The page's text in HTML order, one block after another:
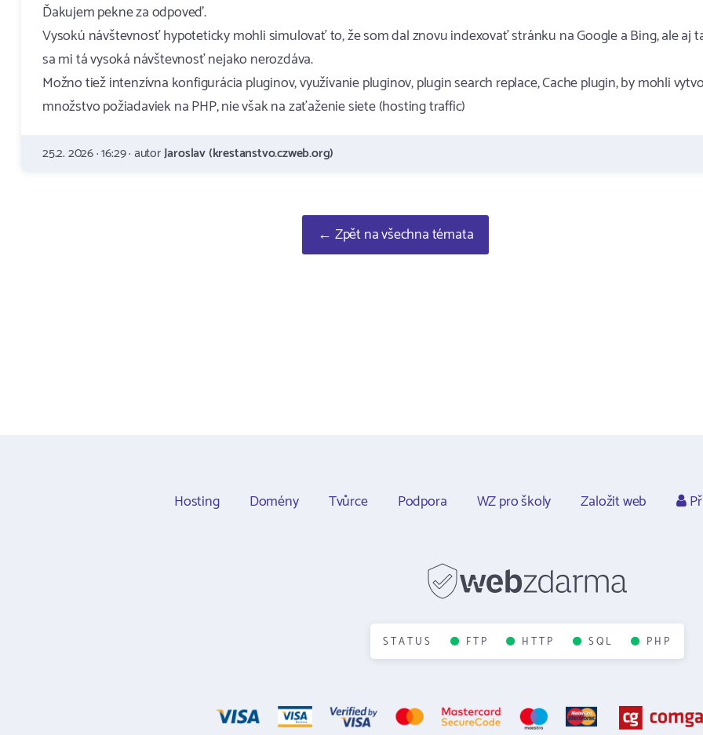
Ďakujem pekne za odpoveď.
Vysokú návštevnosť hypoteticky mohli simulovať to, že som dal znovu indexovať stránku na Google a Bing, ale aj
sa mi tá vysoká návštevnosť nejako nerozdáva.
Možno tiež intenzívna konfigurácia pluginov, využívanie pluginov, plugin search replace, Cache plugin, by mohli
množstvo požiadaviek na PHP, nie však na zaťaženie siete (hosting traffic)
25.2. 2026 · 16:29 · autorJaroslav (krestanstvo.czweb.org)
← Zpět na všechna témata
Hosting Domény Tvůrce Podpora WZ pro školy Založit web
STATUS FTP HTTP SQL PHP